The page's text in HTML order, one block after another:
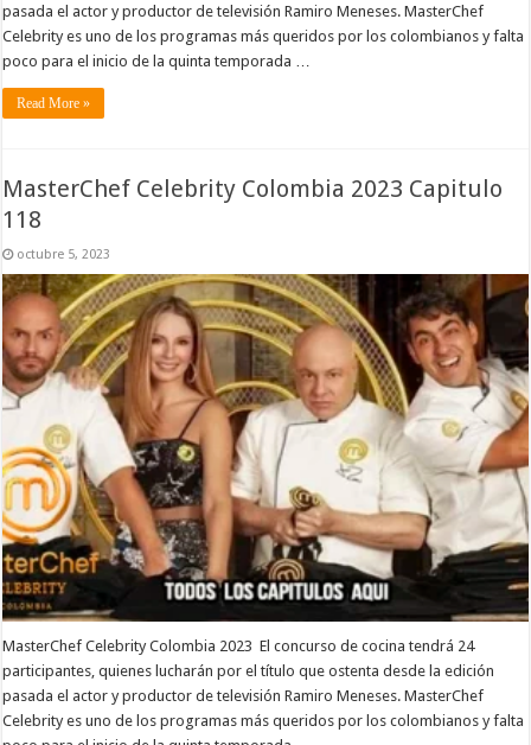
pasada el actor y productor de televisión Ramiro Meneses. MasterChef
Celebrity es uno de los programas más queridos por los colombianos y falta
poco para el inicio de la quinta temporada …
Read More »
MasterChef Celebrity Colombia 2023 Capitulo
118
octubre 5, 2023
MasterChef Celebrity Colombia 2023 El concurso de cocina tendrá 24
participantes, quienes lucharán por el título que ostenta desde la edición
pasada el actor y productor de televisión Ramiro Meneses. MasterChef
Celebrity es uno de los programas más queridos por los colombianos y falta